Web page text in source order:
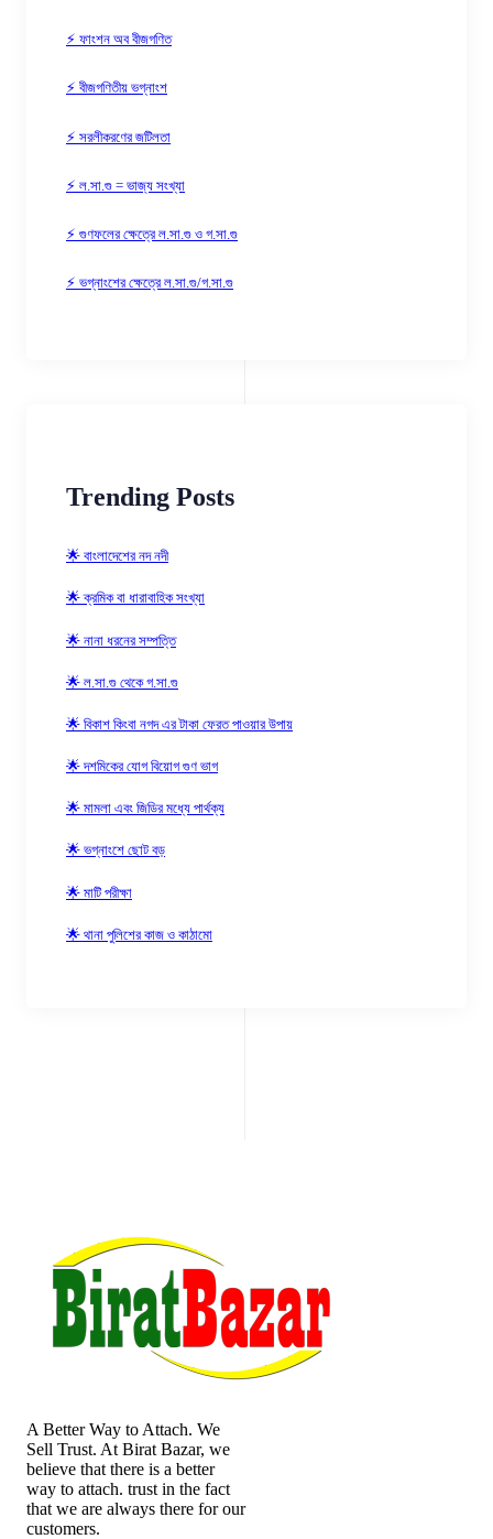
⚡ ফাংশন অব বীজগণিত
⚡ বীজগণিতীয় ভগ্নাংশ
⚡ সরলীকরণের জটিলতা
⚡ ল.সা.গু = ভাজ্য সংখ্যা
⚡ গুণফলের ক্ষেত্রে ল.সা.গু ও গ.সা.গু
⚡ ভগ্নাংশের ক্ষেত্রে ল.সা.গু/গ.সা.গু
Trending Posts
🌟 বাংলাদেশের নদ নদী
🌟 ক্রমিক বা ধারাবাহিক সংখ্যা
🌟 নানা ধরনের সম্পত্তি
🌟 ল.সা.গু থেকে গ.সা.গু
🌟 বিকাশ কিংবা নগদ এর টাকা ফেরত পাওয়ার উপায়
🌟 দশমিকের যোগ বিয়োগ গুণ ভাগ
🌟 মামলা এবং জিডির মধ্যে পার্থক্য
🌟 ভগ্নাংশে ছোট বড়
🌟 মাটি পরীক্ষা
🌟 থানা পুলিশের কাজ ও কাঠামো
A Better Way to Attach. We
Sell Trust. At Birat Bazar, we
believe that there is a better
way to attach. trust in the fact
that we are always there for our
customers.